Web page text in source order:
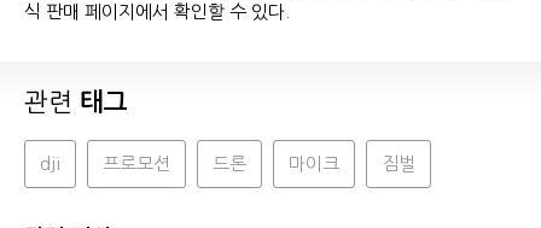
식 판매 페이지에서 확인할 수 있다.
관련 태그
dji 프로모션 드론 마이크 짐벌